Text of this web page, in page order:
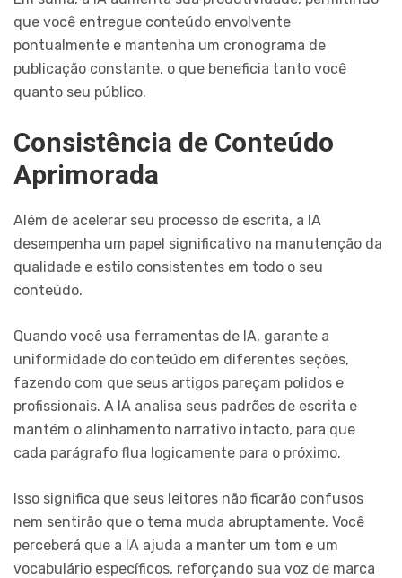
que você entregue conteúdo envolvente
pontualmente e mantenha um cronograma de
publicação constante, o que beneficia tanto você
quanto seu público.
Consistência de Conteúdo
Aprimorada
Além de acelerar seu processo de escrita, a IA
desempenha um papel significativo na manutenção da
qualidade e estilo consistentes em todo o seu
conteúdo.
Quando você usa ferramentas de IA, garante a
uniformidade do conteúdo em diferentes seções,
fazendo com que seus artigos pareçam polidos e
profissionais. A IA analisa seus padrões de escrita e
mantém o alinhamento narrativo intacto, para que
cada parágrafo flua logicamente para o próximo.
Isso significa que seus leitores não ficarão confusos
nem sentirão que o tema muda abruptamente. Você
perceberá que a IA ajuda a manter um tom e um
vocabulário específicos, reforçando sua voz de marca